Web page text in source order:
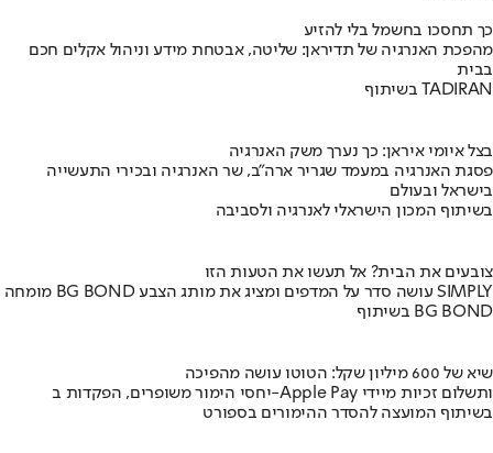
כך תחסכו בחשמל בלי להזיע
מהפכת האנרגיה של תדיראן: שליטה, אבטחת מידע וניהול אקלים חכם
בבית
בשיתוף TADIRAN
בצל איומי איראן: כך נערך משק האנרגיה
פסגת האנרגיה במעמד שגריר ארה"ב, שר האנרגיה ובכירי התעשייה
בישראל ובעולם
בשיתוף המכון הישראלי לאנרגיה ולסביבה
צובעים את הבית? אל תעשו את הטעות הזו
מומחה BG BOND עושה סדר על המדפים ומציג את מותג הצבע SIMPLY
בשיתוף BG BOND
שיא של 600 מיליון שקל: הטוטו עושה מהפיכה
יחסי הימור משופרים, הפקדות ב-Apple Pay ותשלום זכיות מיידי
בשיתוף המועצה להסדר ההימורים בספורט